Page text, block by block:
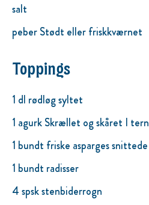
salt
peber Stødt eller friskkværnet
Toppings
1 dl rødløg syltet
1 agurk Skrællet og skåret I tern
1 bundt friske asparges snittede
1 bundt radisser
4 spsk stenbiderrogn